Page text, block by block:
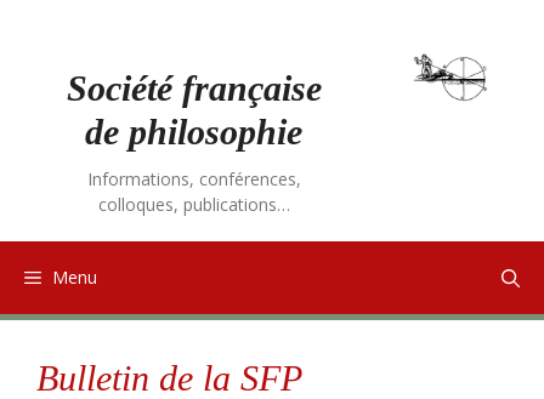
Société française
de philosophie
Informations, conférences,
colloques, publications…
Menu
Bulletin de la SFP